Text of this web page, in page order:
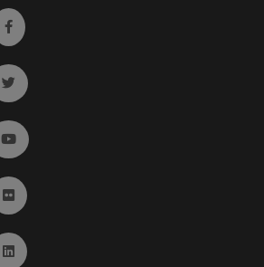
Ir a facebook (abre en ventana nueva)
Ir a twitter (abre en ventana nueva)
Ir a YouTube (abre en ventana nueva)
Ir a Flickr (abre en ventana nueva)
Ir a Linkedin (abre en ventana nueva)